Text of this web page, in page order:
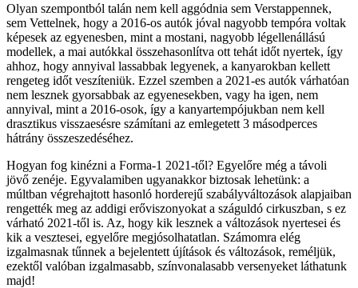
Olyan szempontból talán nem kell aggódnia sem Verstappennek,
sem Vettelnek, hogy a 2016-os autók jóval nagyobb tempóra voltak
képesek az egyenesben, mint a mostani, nagyobb légellenállású
modellek, a mai autókkal összehasonlítva ott tehát időt nyertek, így
ahhoz, hogy annyival lassabbak legyenek, a kanyarokban kellett
rengeteg időt veszíteniük. Ezzel szemben a 2021-es autók várhatóan
nem lesznek gyorsabbak az egyenesekben, vagy ha igen, nem
annyival, mint a 2016-osok, így a kanyartempójukban nem kell
drasztikus visszaesésre számítani az emlegetett 3 másodperces
hátrány összeszedéséhez.
Hogyan fog kinézni a Forma-1 2021-től? Egyelőre még a távoli
jövő zenéje. Egyvalamiben ugyanakkor biztosak lehetünk: a
múltban végrehajtott hasonló horderejű szabályváltozások alapjaiban
rengették meg az addigi erőviszonyokat a száguldó cirkuszban, s ez
várható 2021-től is. Az, hogy kik lesznek a változások nyertesei és
kik a vesztesei, egyelőre megjósolhatatlan. Számomra elég
izgalmasnak tűnnek a bejelentett újítások és változások, reméljük,
ezektől valóban izgalmasabb, színvonalasabb versenyeket láthatunk
majd!